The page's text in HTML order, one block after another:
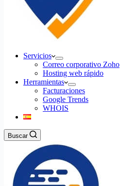
Servicios
Correo corporativo Zoho
Hosting web rápido
Herramientas
Facturaciones
Google Trends
WHOIS
Buscar